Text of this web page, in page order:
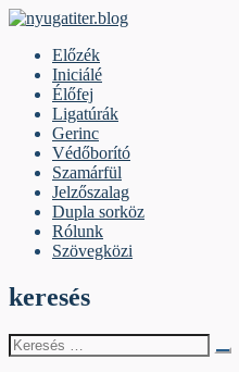
Skip
contentElőzék
Iniciálé
Élőfej
Ligatúrák
Gerinc
Védőborító
Szamárfül
Jelzőszalag
Dupla sorköz
Rólunk
Szövegközi
keresés
Keresés
erre: